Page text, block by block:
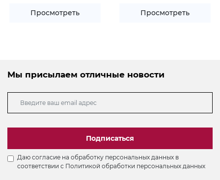
Просмотреть Просмотреть
Мы присылаем отличные новости
Подписаться
Даю согласие на обработку персональных данных в
соответствии с Политикой обработки персональных данных